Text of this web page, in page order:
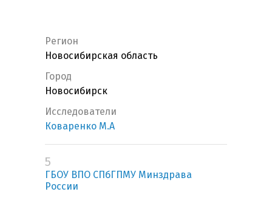
Регион
Новосибирская область
Город
Новосибирск
Исследователи
Коваренко М.А
5
ГБОУ ВПО СПбГПМУ Минздрава
России